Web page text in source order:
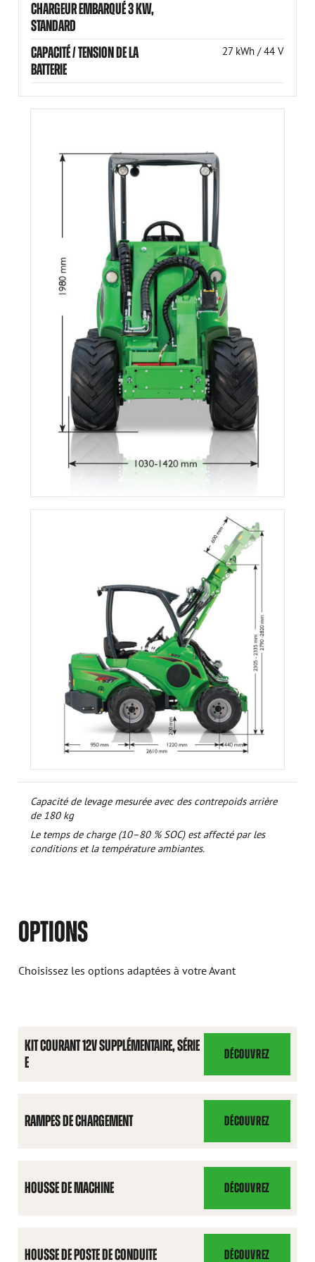
CHARGEUR EMBARQUÉ 3 KW,
STANDARD
CAPACITÉ / TENSION DE LA
BATTERIE
27 kWh / 44 V
Capacité de levage mesurée avec des contrepoids arrière
de 180 kg
Le temps de charge (10–80 % SOC) est affecté par les
conditions et la température ambiantes.
OPTIONS
Choisissez les options adaptées à votre Avant
KIT COURANT 12V SUPPLÉMENTAIRE, SÉRIE
E
DÉCOUVREZ
KIT
COURANT
12V
SUPPLÉMENTAIRE,
RAMPES DE CHARGEMENT DÉCOUVREZ
RAMPES
DE
CHARGEMENT
HOUSSE DE MACHINE DÉCOUVREZ
HOUSSE
DE
MACHINE
HOUSSE DE POSTE DE CONDUITE DÉCOUVREZ